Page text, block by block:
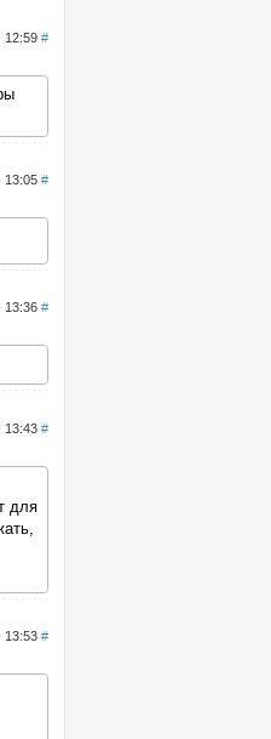
12:59 #
13:05 #
13:36 #
13:43 #
для
13:53 #